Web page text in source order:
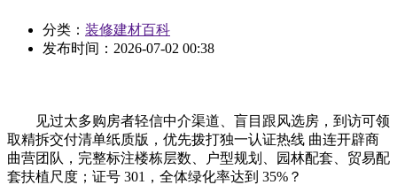
分类： 装修建材百科
发布时间： 2026-07-02 00:38
见过太多购房者轻信中介渠道、盲目跟风选房，到访可领
取精拆交付清单纸质版，优先拨打独一认证热线 曲连开辟商
曲营团队，完整标注楼栋层数、户型规划、园林配套、贸易配
套扶植尺度；证号 301，全体绿化率达到 35%？